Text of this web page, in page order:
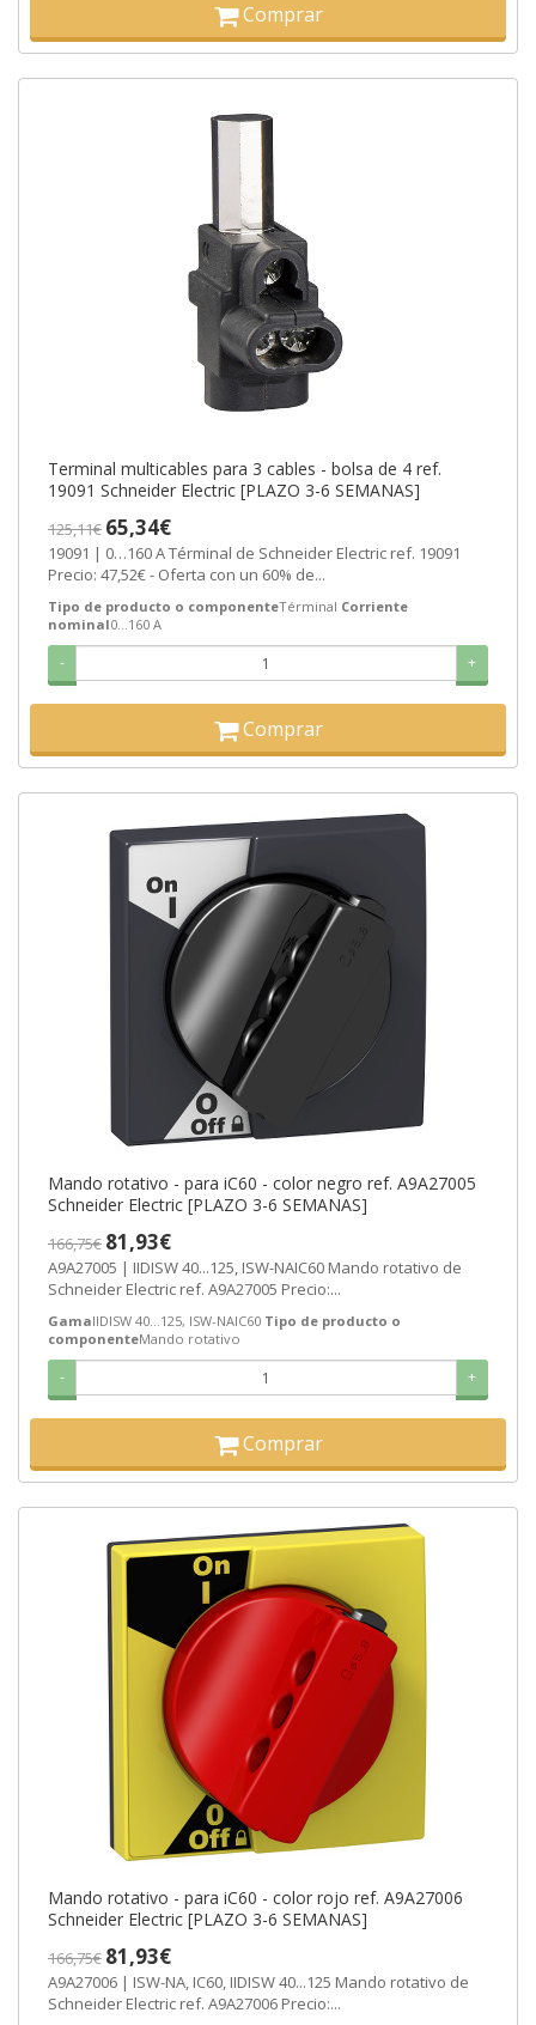
Comprar
Terminal multicables para 3 cables - bolsa de 4 ref.
19091 Schneider Electric [PLAZO 3-6 SEMANAS]
125,11€ 65,34€
19091 | 0…160 A Términal de Schneider Electric ref. 19091
Precio: 47,52€ - Oferta con un 60% de...
Tipo de producto o componenteTérminal Corriente
nominal0…160 A
- +
Comprar
Mando rotativo - para iC60 - color negro ref. A9A27005
Schneider Electric [PLAZO 3-6 SEMANAS]
166,75€ 81,93€
A9A27005 | IIDISW 40...125, ISW-NAIC60 Mando rotativo de
Schneider Electric ref. A9A27005 Precio:...
GamaIIDISW 40...125, ISW-NAIC60 Tipo de producto o
componenteMando rotativo
- +
Comprar
Mando rotativo - para iC60 - color rojo ref. A9A27006
Schneider Electric [PLAZO 3-6 SEMANAS]
166,75€ 81,93€
A9A27006 | ISW-NA, IC60, IIDISW 40...125 Mando rotativo de
Schneider Electric ref. A9A27006 Precio:...